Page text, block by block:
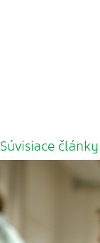
Súvisiace články